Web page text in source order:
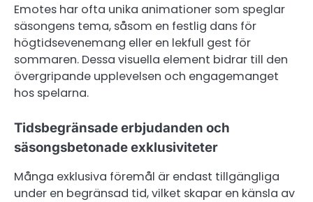
Emotes har ofta unika animationer som speglar
säsongens tema, såsom en festlig dans för
högtidsevenemang eller en lekfull gest för
sommaren. Dessa visuella element bidrar till den
övergripande upplevelsen och engagemanget
hos spelarna.
Tidsbegränsade erbjudanden och
säsongsbetonade exklusiviteter
Många exklusiva föremål är endast tillgängliga
under en begränsad tid, vilket skapar en känsla av